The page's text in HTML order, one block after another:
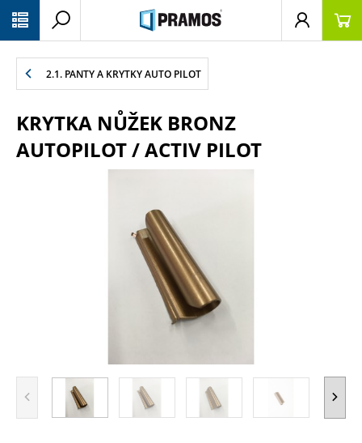
2.1. PANTY A KRYTKY AUTO PILOT
KRYTKA NŮŽEK BRONZ
AUTOPILOT / ACTIV PILOT